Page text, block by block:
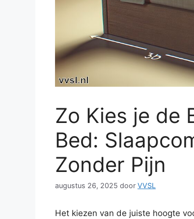
Zo Kies je de
Bed:
Zonder Pijn
augustus 26, 2025 door VVSL
Het kiezen van de juiste hoogte